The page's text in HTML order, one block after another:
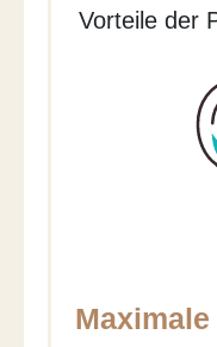
Vorteile der